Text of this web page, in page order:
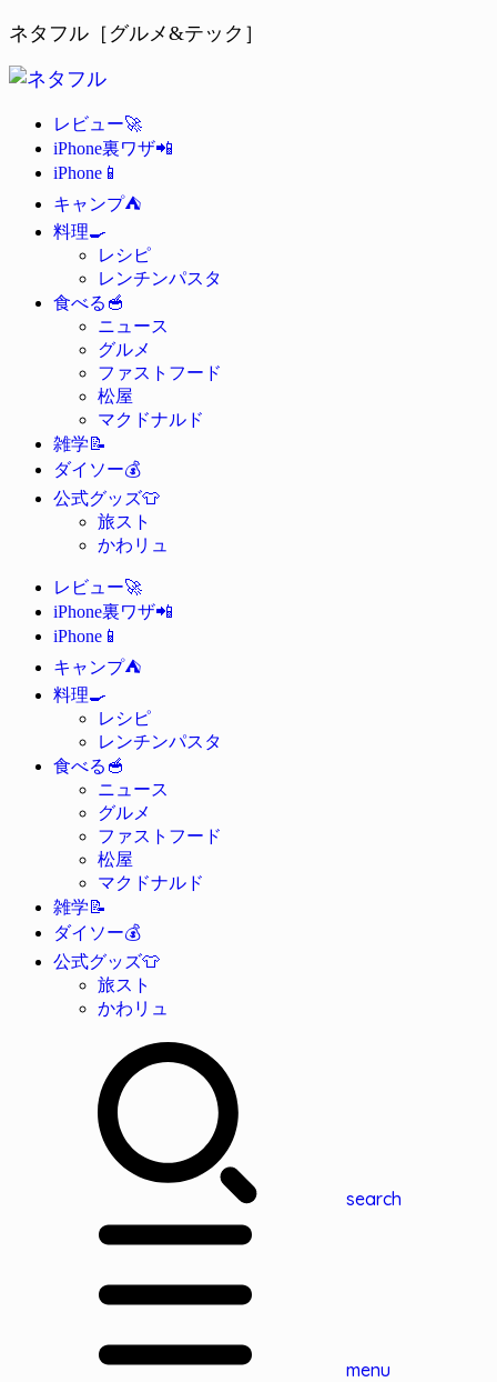
ネタフル［グルメ&テック］
レビュー🚀
iPhone裏ワザ📲
iPhone 📱
キャンプ⛺
料理🍳
レシピ
レンチンパスタ
食べる 🥣
ニュース
グルメ
ファストフード
松屋
マクドナルド
雑学📝
ダイソー💰
公式グッズ👕
旅スト
かわリュ
レビュー🚀
iPhone裏ワザ📲
iPhone 📱
キャンプ⛺
料理🍳
レシピ
レンチンパスタ
食べる 🥣
ニュース
グルメ
ファストフード
松屋
マクドナルド
雑学📝
ダイソー💰
公式グッズ👕
旅スト
かわリュ
search
menu